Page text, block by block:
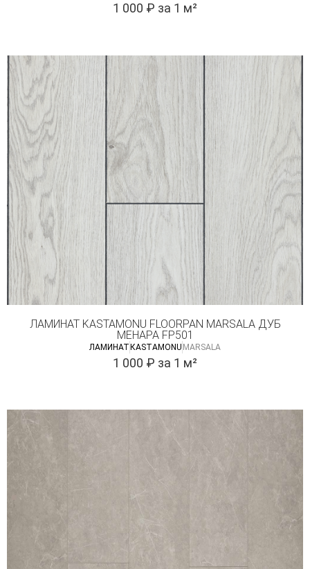
1 000 ₽ за 1 м²
ЛАМИНАТ KASTAMONU FLOORPAN MARSALA ДУБ
МЕНАРА FP501
ЛАМИНАТКASTAMONU MARSALA
1 000 ₽ за 1 м²